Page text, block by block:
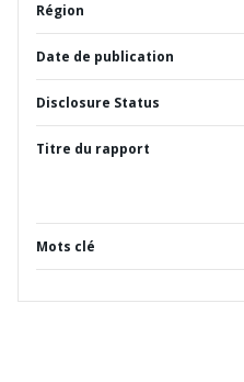
Région
Date de publication
Disclosure Status
Titre du rapport
Mots clé